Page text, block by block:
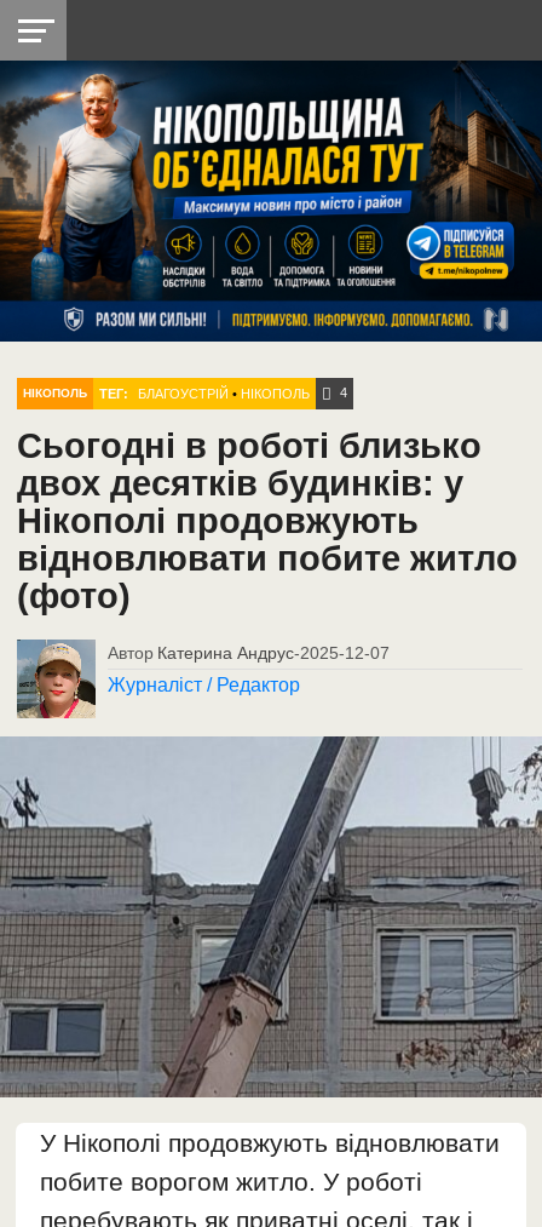
НІКОПОЛЬ
РАЙОН
СІЧЕСЛАВСЬКА
УКРАЇНА
РЕТРО
НІКОПОЛЬ
ЛАЙТ
УКРАЇНА
ДОПОМОГА
РАДІО
НІКОПОЛЬ ТЕГ: БЛАГОУСТРІЙ •НІКОПОЛЬ 4
Сьогодні в роботі близько
двох десятків будинків: у
Нікополі продовжують
відновлювати побите житло
(фото)
Автор Катерина Андрус-2025-12-07
Журналіст / Редактор
У Нікополі продовжують відновлювати
побите ворогом житло. У роботі
перебувають як приватні оселі, так і